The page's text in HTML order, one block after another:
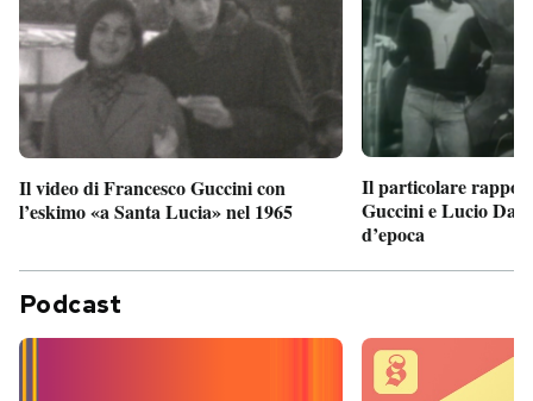
Il video di Francesco Guccini con
l’eskimo «a Santa Lucia» nel 1965
Il particolare
Guccini e Lucio
d’epoca
Podcast